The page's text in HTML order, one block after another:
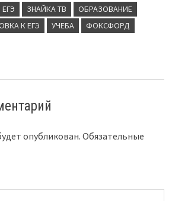
ЕГЭ ЗНАЙКА ТВ
ОБРАЗОВАНИЕ
К ЕГЭ УЧЕБА
ФОКСФОРД
опубликован. Обязательные